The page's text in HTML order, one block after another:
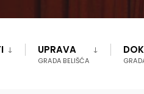
UPRAVA
GRADA BELIŠĆA